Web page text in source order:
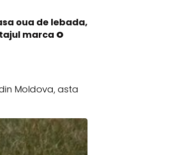
oua de lebada,
marca O
Moldova, asta